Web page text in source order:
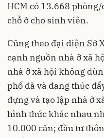
HCM có 13.668
chỗ ở cho sinh viên.
Cũng theo đại diện Sở
cạnh nguồn nhà ở xã
nhà ở xã hội không
phố đã và đang thúc
dựng và tạo lập nhà ở
hình thức khác nhau
10.000 căn; đầu tư